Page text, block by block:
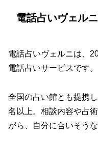
電話占いヴェル
電話占いヴェルニは、
電話占いサービスです。
全国の占い館とも提携
名以上。相談内容や占
がら、自分に合いそう